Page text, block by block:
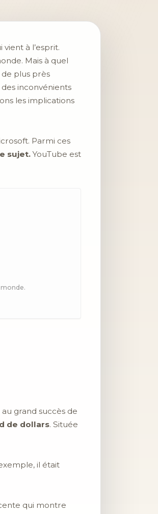
à l’esprit.
Mais à quel
plus près
inconvénients
les implications
Parmi ces
sujet.YouTube est
grand succès de
de dollars. Située
il était
qui montre